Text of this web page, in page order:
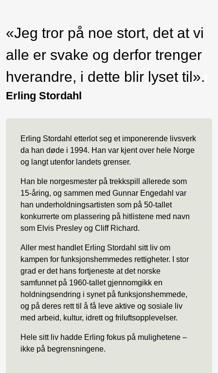
«Jeg tror på noe stort, det at vi
alle er svake og derfor trenger
hverandre, i dette blir lyset til».
Erling Stordahl
Erling Stordahl etterlot seg et imponerende livsverk
da han døde i 1994. Han var kjent over hele Norge
og langt utenfor landets grenser.
Han ble norgesmester på trekkspill allerede som
15-åring, og sammen med Gunnar Engedahl var
han underholdningsartisten som på 50-tallet
konkurrerte om plassering på hitlistene med navn
som Elvis Presley og Cliff Richard.
Aller mest handlet Erling Stordahl sitt liv om
kampen for funksjonshemmedes rettigheter. I stor
grad er det hans fortjeneste at det norske
samfunnet på 1960-tallet gjennomgikk en
holdningsendring i synet på funksjonshemmede,
og på deres rett til å få leve aktive og sosiale liv
med arbeid, kultur, idrett og friluftsopplevelser.
Hele sitt liv hadde Erling fokus på mulighetene –
ikke på begrensningene.